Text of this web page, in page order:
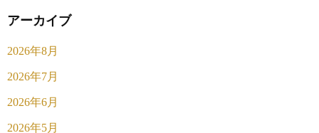
アーカイブ
2026年8月
2026年7月
2026年6月
2026年5月